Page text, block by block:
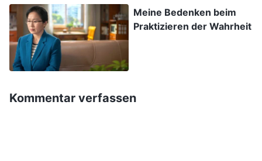
hat seine eigenen Absichten, seinen eigenen
Gewinn im Sinn. Ich war genau so, wie Gott es
offengelegt hatte. Ich dachte ständig an die
Schwangerschaft meiner Schwiegertochter,
kümmern wollte, sondern aufgrund meiner
Meine Bedenken beim
Praktizieren der Wahrheit
Kommentar verfassen